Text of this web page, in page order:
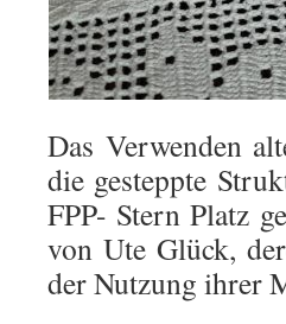
Das Verwenden
die gesteppte
FPP- Stern Platz
von Ute Glück,
der Nutzung ihrer